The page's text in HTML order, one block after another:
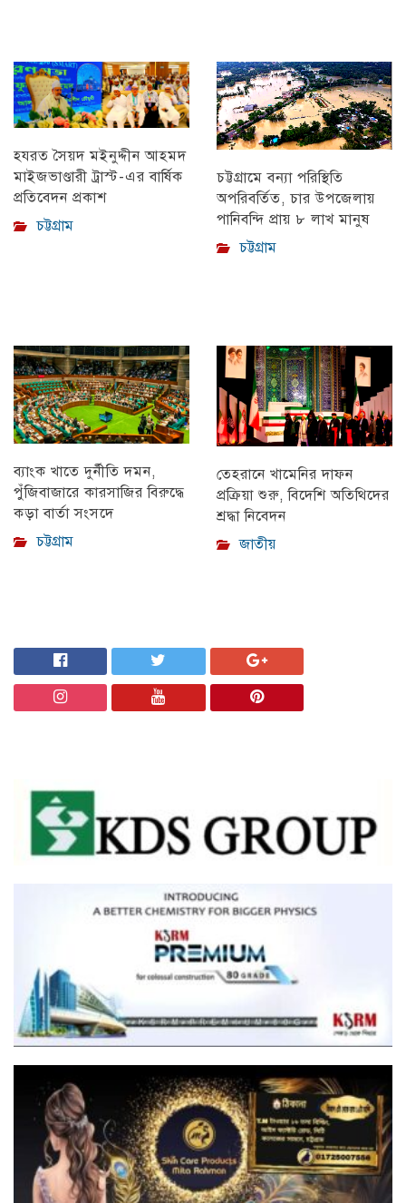
হযরত সৈয়দ মইনুদ্দীন আহমদ
মাইজভাণ্ডারী ট্রাস্ট-এর বার্ষিক
প্রতিবেদন প্রকাশ
চট্টগ্রাম
চট্টগ্রামে বন্যা পরিস্থিতি
অপরিবর্তিত, চার উপজেলায়
পানিবন্দি প্রায় ৮ লাখ মানুষ
চট্টগ্রাম
ব্যাংক খাতে দুর্নীতি দমন,
পুঁজিবাজারে কারসাজির বিরুদ্ধে
কড়া বার্তা সংসদে
চট্টগ্রাম
তেহরানে খামেনির দাফন
প্রক্রিয়া শুরু, বিদেশি অতিথিদের
শ্রদ্ধা নিবেদন
জাতীয়